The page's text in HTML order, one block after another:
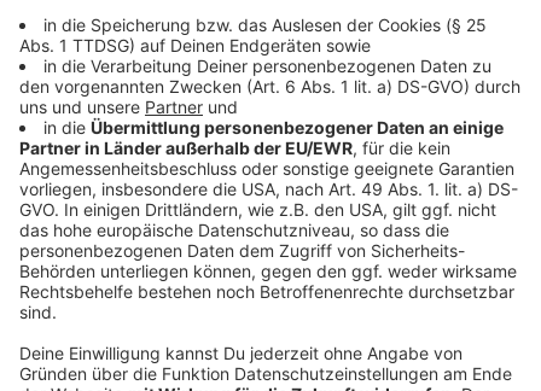
Schauspielerin und war auch Jurorin beim Vorentscheid
des ESC. Im Interview erklärt sie, dass sie total Spaß
hatte, aber auch ordentlich unter Druck stand. Vor
allem in späteren Runden habe sich die Meinung der
Juroren sehr unterschieden. Dort arbeitete sie
unteranderem auch mit Stefan Raab zusammen.
Dieser begleitete Yvonne Catterfeld schon in ihrer
Anfangsphase und sei sowohl vor als auch hinter der
Kamera ein super angenehmer Typ.
Anzeige